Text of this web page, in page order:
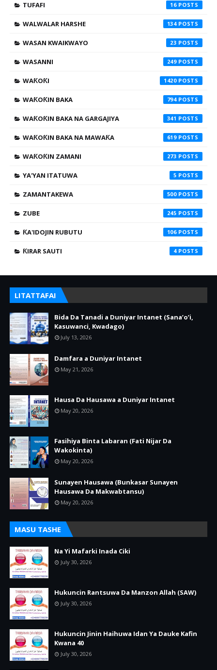
TUFAFI 16
WALWALAR HARSHE 134
WASAN KWAIKWAYO 23
WASANNI 249
WAƘOƘI 1420
WAƘOƘIN BAKA 794
WAƘOƘIN BAKA NA GARGAJIYA 341
WAƘOƘIN BAKA NA MAWAƘA 619
WAƘOƘIN ZAMANI 273
YA'YAN ITATUWA 5
ZAMANTAKEWA 500
ZUBE 245
ƘA'IDOJIN RUBUTU 106
ƘIRAR SAUTI 4
LITATTAFAI
Bida Da Tanadi a Duniyar Intanet (Sana’o’i,
Kasuwanci, Kwadago)
July 13, 2026
Damfara a Duniyar Intanet
May 21, 2026
Hausa Da Hausawa a Duniyar Intanet
May 20, 2026
Fasihiya Binta Labaran (Fati Nijar Da
Wakokinta)
May 20, 2026
Sunayen Hausawa (Bunkasar Sunayen
Hausawa Da Makwabtansu)
May 20, 2026
MASU TASHE
Na Yi Mafarki Inada Ciki
July 30, 2026
Hukuncin Rantsuwa Da Manzon Allah (SAW)
July 30, 2026
Hukuncin Jinin Haihuwa Idan Ya Dauke Kafin
Kwana 40
July 30, 2026